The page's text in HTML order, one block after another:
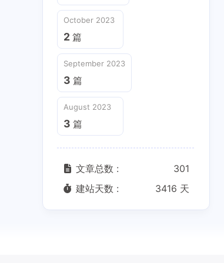
October 2023
2 篇
September 2023
3 篇
August 2023
3 篇
文章总数 :
301
建站天数 :
3416 天